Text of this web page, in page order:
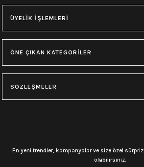
149,00₺ 149,00₺
0.0 Puan - 0 Yorum
0.0 Puan - 0
Çok Amaçlı
ÜYELİK İŞLEMLERİ
ÖNE ÇIKAN KATEGORİLER
SÖZLEŞMELER
En yeni trendler, kampanyalar ve size özel
olabilirsiniz.